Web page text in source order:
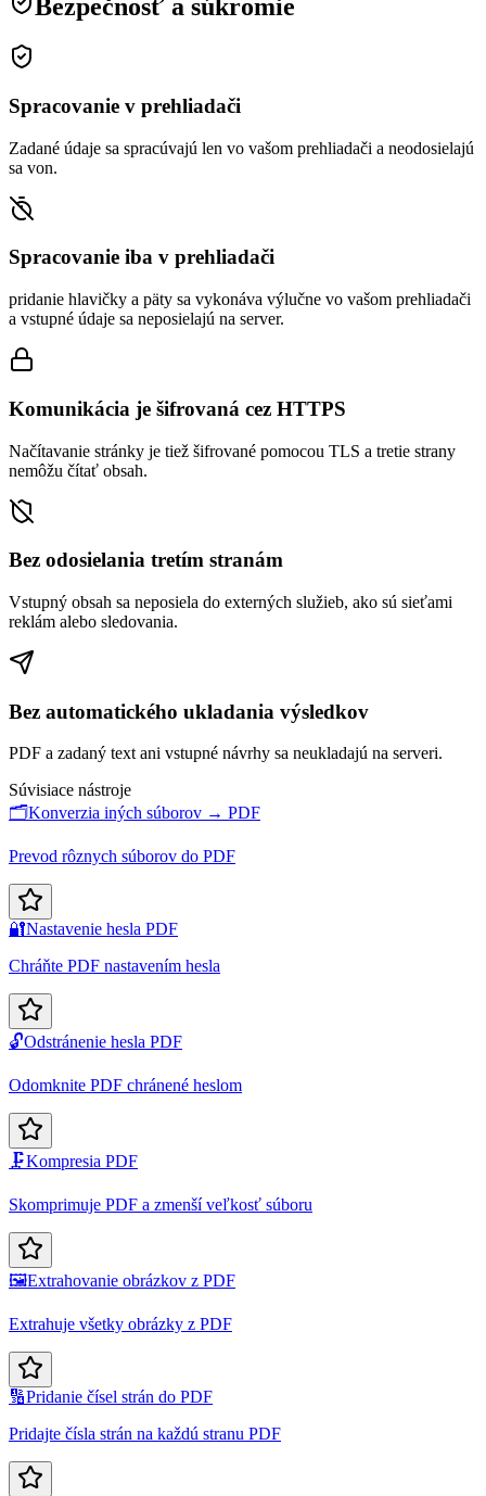
Bezpečnosť a súkromie
Spracovanie v prehliadači
Zadané údaje sa spracúvajú len vo vašom prehliadači a neodosielajú
sa von.
Spracovanie iba v prehliadači
pridanie hlavičky a päty sa vykonáva výlučne vo vašom prehliadači
a vstupné údaje sa neposielajú na server.
Komunikácia je šifrovaná cez HTTPS
Načítavanie stránky je tiež šifrované pomocou TLS a tretie strany
nemôžu čítať obsah.
Bez odosielania tretím stranám
Vstupný obsah sa neposiela do externých služieb, ako sú sieťami
reklám alebo sledovania.
Bez automatického ukladania výsledkov
PDF a zadaný text ani vstupné návrhy sa neukladajú na serveri.
Súvisiace nástroje
🗂️Konverzia iných súborov → PDF
Prevod rôznych súborov do PDF
🔐Nastavenie hesla PDF
Chráňte PDF nastavením hesla
🔓Odstránenie hesla PDF
Odomknite PDF chránené heslom
🗜️Kompresia PDF
Skomprimuje PDF a zmenší veľkosť súboru
🖼️Extrahovanie obrázkov z PDF
Extrahuje všetky obrázky z PDF
🔢Pridanie čísel strán do PDF
Pridajte čísla strán na každú stranu PDF